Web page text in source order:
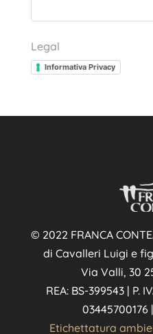
Legal
Informativa Privacy
© 2022 FRANCA
di Cavalleri Luigi e
Via Valli, 30
REA: BS-399543 | P.
03445700176
Etichettatura